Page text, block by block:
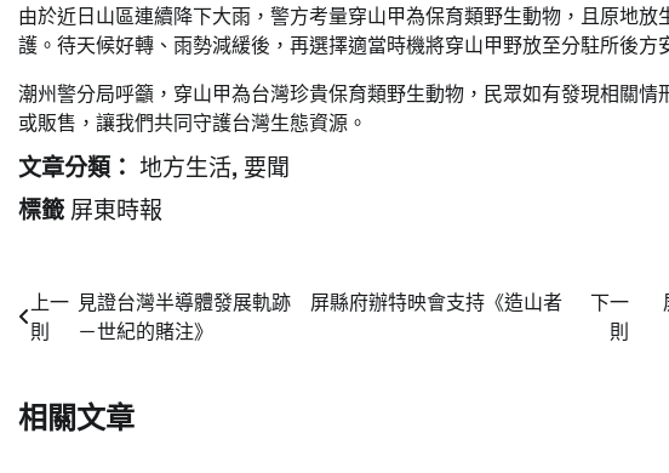
由於近日山區連續降下大雨，警方考量穿山甲為保育類野生動物，且原地
護。待天候好轉、雨勢減緩後，再選擇適當時機將穿山甲野放至分駐所後方
潮州警分局呼籲，穿山甲為台灣珍貴保育類野生動物，民眾如有發現相關
或販售，讓我們共同守護台灣生態資源。
文章分類： 地方生活, 要聞
標籤 屏東時報
文
章
導
覽
上一
則
見證台灣半導體發展軌跡 屏縣府辦特映會支持《造山者
－世紀的賭注》
下一
則
相關文章